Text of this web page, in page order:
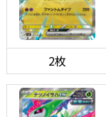
2枚